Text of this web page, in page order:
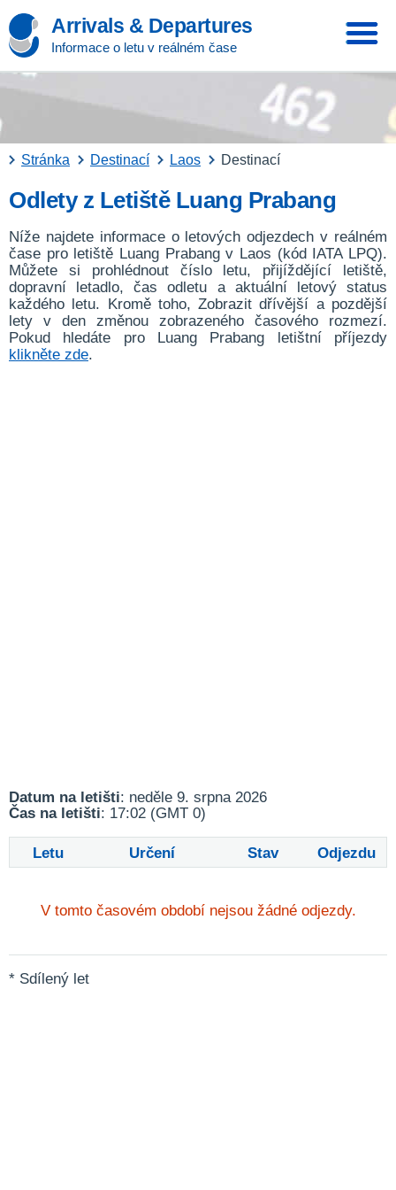
Arrivals & Departures
Informace o letu v reálném čase
Stránka Destinací Laos Destinací
Odlety z Letiště Luang Prabang
Níže najdete informace o letových odjezdech v reálném
čase pro letiště Luang Prabang v Laos (kód IATA LPQ).
Můžete si prohlédnout číslo letu, přijíždějící letiště,
dopravní letadlo, čas odletu a aktuální letový status
každého letu. Kromě toho, Zobrazit dřívější a pozdější
lety v den změnou zobrazeného časového rozmezí.
Pokud hledáte pro Luang Prabang letištní příjezdy
klikněte zde.
Datum na letišti: neděle 9. srpna 2026
Čas na letišti: 17:02 (GMT 0)
Letu Určení Stav Odjezdu
V tomto časovém období nejsou žádné odjezdy.
* Sdílený let